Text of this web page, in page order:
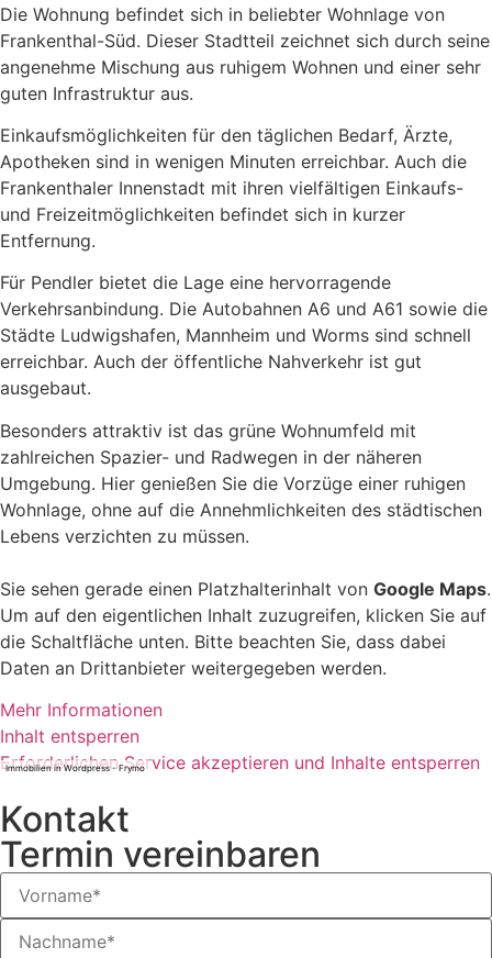
Die Wohnung befindet sich in beliebter Wohnlage von
Frankenthal-Süd. Dieser Stadtteil zeichnet sich durch seine
angenehme Mischung aus ruhigem Wohnen und einer sehr
guten Infrastruktur aus.
Einkaufsmöglichkeiten für den täglichen Bedarf, Ärzte,
Apotheken sind in wenigen Minuten erreichbar. Auch die
Frankenthaler Innenstadt mit ihren vielfältigen Einkaufs-
und Freizeitmöglichkeiten befindet sich in kurzer
Entfernung.
Für Pendler bietet die Lage eine hervorragende
Verkehrsanbindung. Die Autobahnen A6 und A61 sowie die
Städte Ludwigshafen, Mannheim und Worms sind schnell
erreichbar. Auch der öffentliche Nahverkehr ist gut
ausgebaut.
Besonders attraktiv ist das grüne Wohnumfeld mit
zahlreichen Spazier- und Radwegen in der näheren
Umgebung. Hier genießen Sie die Vorzüge einer ruhigen
Wohnlage, ohne auf die Annehmlichkeiten des städtischen
Lebens verzichten zu müssen.
Sie sehen gerade einen Platzhalterinhalt von Google Maps.
Um auf den eigentlichen Inhalt zuzugreifen, klicken Sie auf
die Schaltfläche unten. Bitte beachten Sie, dass dabei
Daten an Drittanbieter weitergegeben werden.
Mehr Informationen
Inhalt entsperren
Erforderlichen Service akzeptieren und Inhalte entsperren
Immobilien in Wordpress - Frymo
Kontakt
Termin vereinbaren